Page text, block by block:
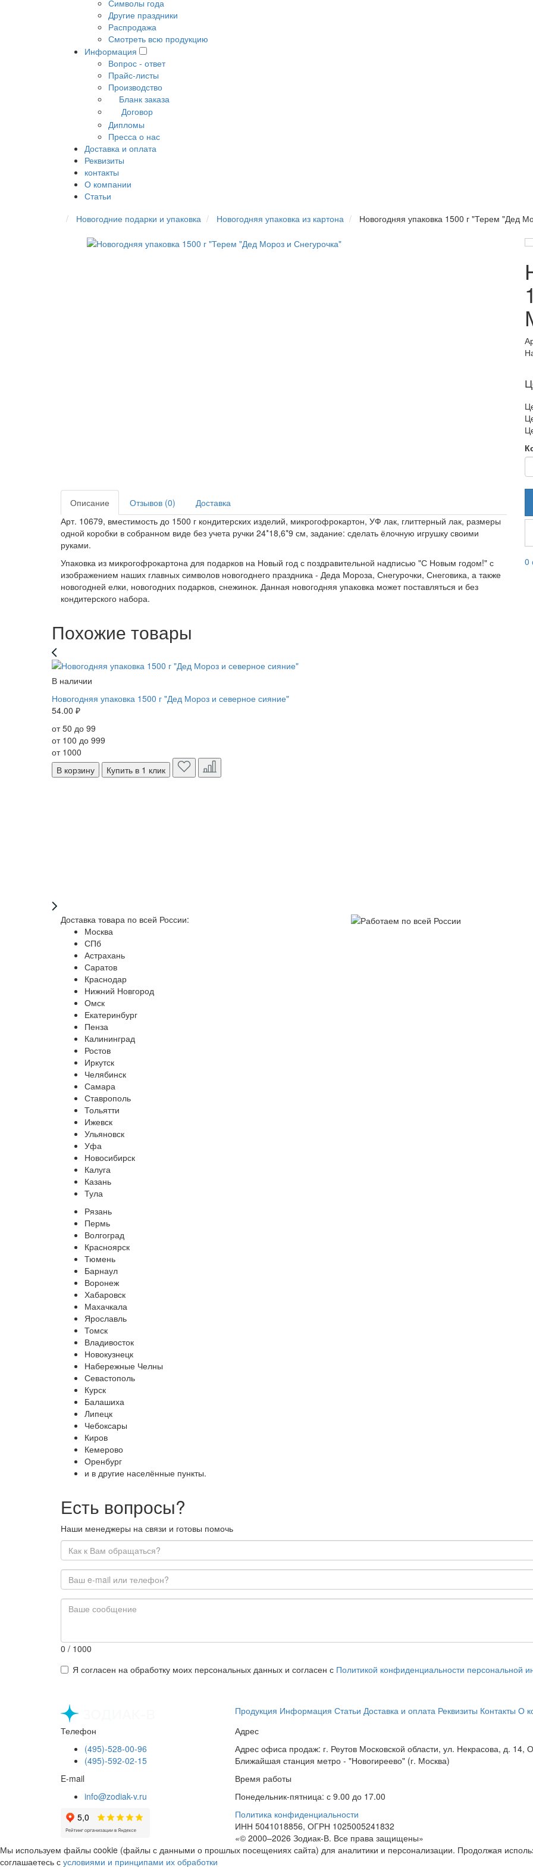
Символы года
Другие праздники
Распродажа
Смотреть всю продукцию
Информация
Вопрос - ответ
Прайс-листы
Производство
Бланк заказа
Договор
Дипломы
Пресса о нас
Доставка и оплата
Реквизиты
контакты
О компании
Статьи
Новогодние подарки и упаковка
Новогодняя упаковка из картона Новогодняя упаковка 1500 г "Терем "Дед
Описание Отзывов (0)
Доставка
Арт. 10679, вместимость до 1500 г кондитерских изделий, микрогофрокартон, УФ лак, глиттерный лак, размеры
одной коробки в собранном виде без учета ручки 24*18,6*9 см, задание: сделать ёлочную игрушку своими
руками.
Упаковка из микрогофрокартона для подарков на Новый год с поздравительной надписью "С Новым годом!" с
изображением наших главных символов новогоднего праздника - Деда Мороза, Снегурочки, Снеговика, а также
новогодней елки, новогодних подарков, снежинок. Данная новогодняя упаковка может поставляться и без
кондитерского набора.
0
Похожие товары
В наличии
Новогодняя упаковка 1500 г "Дед Мороз и северное сияние"
54.00 ₽
от 50 до 99
от 100 до 999
от 1000
В корзину
Купить в 1 клик
Доставка товара по всей России:
Москва
СПб
Астрахань
Саратов
Краснодар
Нижний Новгород
Омск
Екатеринбург
Пенза
Калининград
Ростов
Иркутск
Челябинск
Самара
Ставрополь
Тольятти
Ижевск
Ульяновск
Уфа
Новосибирск
Калуга
Казань
Тула
Рязань
Пермь
Волгоград
Красноярск
Тюмень
Барнаул
Воронеж
Хабаровск
Махачкала
Ярославль
Томск
Владивосток
Новокузнецк
Набережные Челны
Севастополь
Курск
Балашиха
Липецк
Чебоксары
Киров
Кемерово
Оренбург
и в другие населённые пункты.
Есть вопросы?
Наши менеджеры на связи и готовы помочь
0 / 1000
Я согласен на обработку моих персональных данных и согласен с Политикой конфиденциальности персональной
Продукция Информация Статьи Доставка и оплата Реквизиты Контакты О
Телефон
(495)-528-00-96
(495)-592-02-15
E-mail
info@zodiak-v.ru
Адрес
Адрес офиса продаж: г. Реутов Московской области, ул. Некрасова, д.
Ближайшая станция метро - "Новогиреево" (г. Москва)
Время работы
Понедельник-пятница: с 9.00 до 17.00
Политика конфиденциальности
ИНН 5041018856, ОГРН 1025005241832
«© 2000–2026 Зодиак-В. Все права защищены»
Мы используем файлы cookie (файлы с данными о прошлых посещениях сайта) для аналитики и персонализации. Продолжая
соглашаетесь с условиями и принципами их обработки